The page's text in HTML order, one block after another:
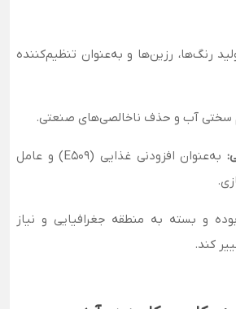
رنگ‌ها، رزین‌ها و به‌عنوان تنظیم‌کننده
سختی آب و حذف ناخالصی‌های صنعتی.
به‌عنوان افزودنی غذایی (E509) و عامل
و بسته به منطقه جغرافیایی و نیاز
کند.